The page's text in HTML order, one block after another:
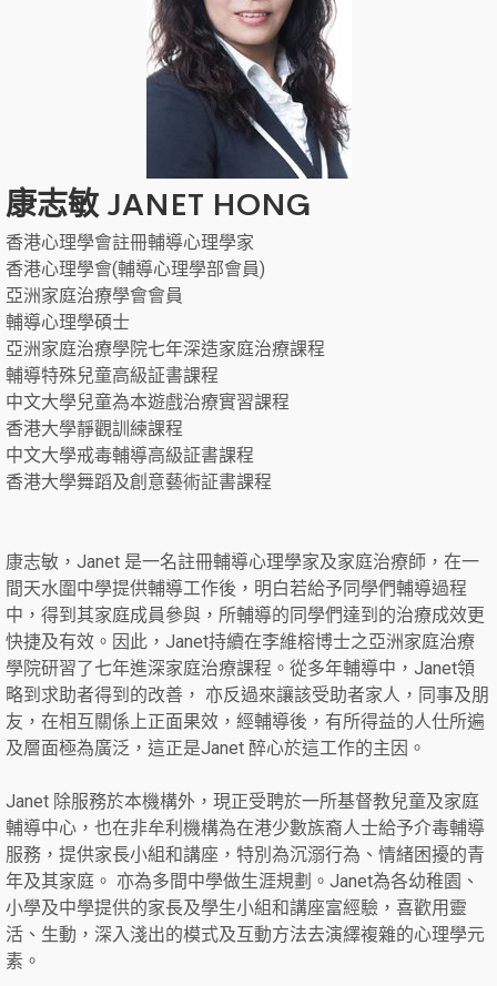
康志敏 JANET HONG
香港心理學會註冊輔導心理學家
香港心理學會(輔導心理學部會員)
亞洲家庭治療學會會員
輔導心理學碩士
亞洲家庭治療學院七年深造家庭治療課程
輔導特殊兒童高級証書課程
中文大學兒童為本遊戲治療實習課程
香港大學靜觀訓練課程
中文大學戒毒輔導高級証書課程
香港大學舞蹈及創意藝術証書課程
康志敏，Janet 是一名註冊輔導心理學家及家庭治療師，在一
間天水圍中學提供輔導工作後，明白若給予同學們輔導過程
中，得到其家庭成員參與，所輔導的同學們達到的治療成效更
快捷及有效。因此，Janet持續在李維榕博士之亞洲家庭治療
學院研習了七年進深家庭治療課程。從多年輔導中，Janet領
略到求助者得到的改善， 亦反過來讓該受助者家人，同事及朋
友，在相互關係上正面果效，經輔導後，有所得益的人仕所遍
及層面極為廣泛，這正是Janet 醉心於這工作的主因。
Janet 除服務於本機構外，現正受聘於一所基督教兒童及家庭
輔導中心，也在非牟利機構為在港少數族裔人士給予介毒輔導
服務，提供家長小組和講座，特別為沉溺行為、情緒困擾的青
年及其家庭。 亦為多間中學做生涯規劃。Janet為各幼稚園、
小學及中學提供的家長及學生小組和講座富經驗，喜歡用靈
活、生動，深入淺出的模式及互動方法去演繹複雜的心理學元
素。